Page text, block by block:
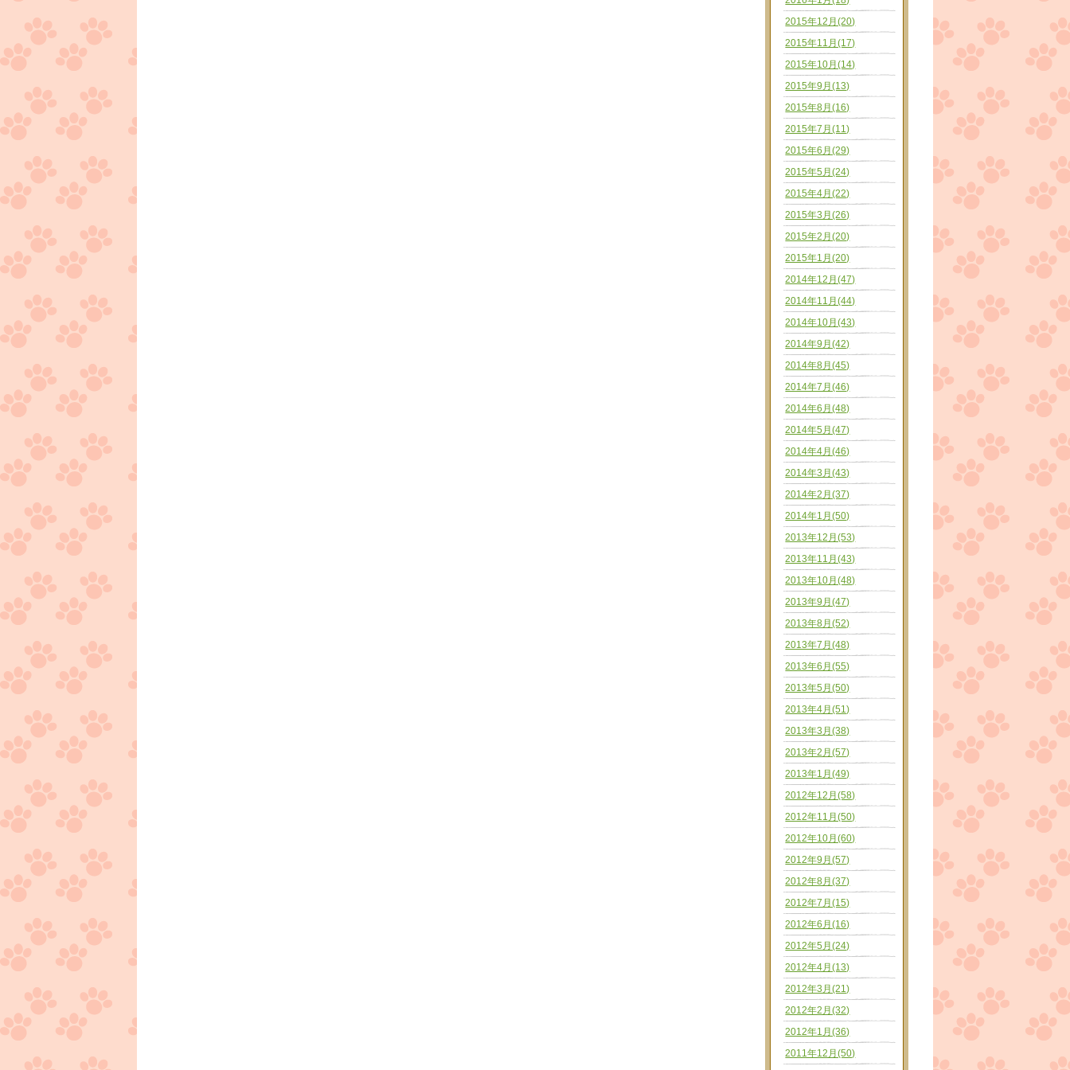
2015年12月(20)
2015年11月(17)
2015年10月(14)
2015年9月(13)
2015年8月(16)
2015年7月(11)
2015年6月(29)
2015年5月(24)
2015年4月(22)
2015年3月(26)
2015年2月(20)
2015年1月(20)
2014年12月(47)
2014年11月(44)
2014年10月(43)
2014年9月(42)
2014年8月(45)
2014年7月(46)
2014年6月(48)
2014年5月(47)
2014年4月(46)
2014年3月(43)
2014年2月(37)
2014年1月(50)
2013年12月(53)
2013年11月(43)
2013年10月(48)
2013年9月(47)
2013年8月(52)
2013年7月(48)
2013年6月(55)
2013年5月(50)
2013年4月(51)
2013年3月(38)
2013年2月(57)
2013年1月(49)
2012年12月(58)
2012年11月(50)
2012年10月(60)
2012年9月(57)
2012年8月(37)
2012年7月(15)
2012年6月(16)
2012年5月(24)
2012年4月(13)
2012年3月(21)
2012年2月(32)
2012年1月(36)
2011年12月(50)